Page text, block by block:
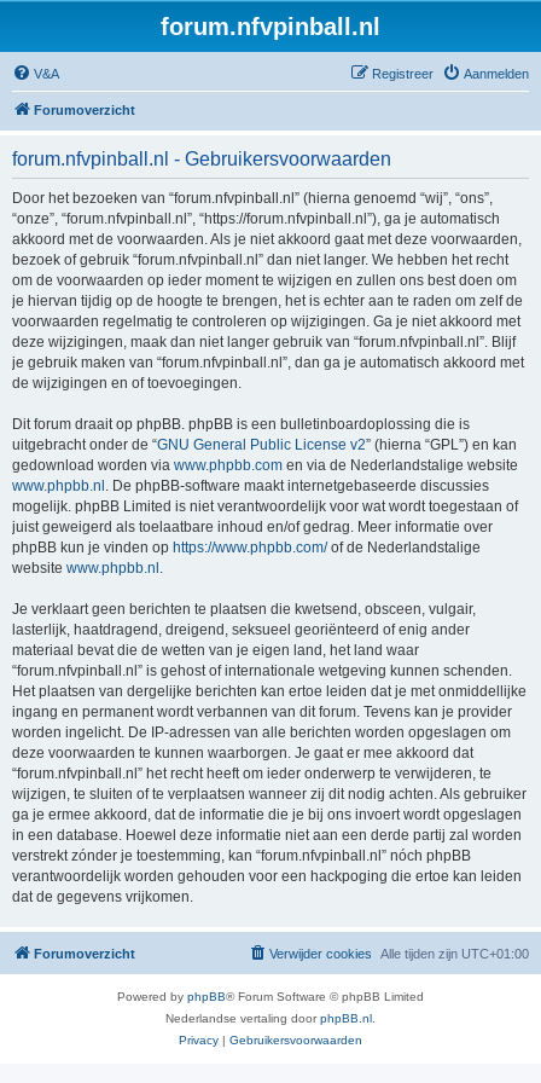
forum.nfvpinball.nl
V&A Aanmelden
Registreer
Forumoverzicht
forum.nfvpinball.nl - Gebruikersvoorwaarden
Door het bezoeken van “forum.nfvpinball.nl” (hierna genoemd “wij”, “ons”,
“onze”, “forum.nfvpinball.nl”, “https://forum.nfvpinball.nl”), ga je automatisch
akkoord met de voorwaarden. Als je niet akkoord gaat met deze voorwaarden,
bezoek of gebruik “forum.nfvpinball.nl” dan niet langer. We hebben het recht
om de voorwaarden op ieder moment te wijzigen en zullen ons best doen om
je hiervan tijdig op de hoogte te brengen, het is echter aan te raden om zelf de
voorwaarden regelmatig te controleren op wijzigingen. Ga je niet akkoord met
deze wijzigingen, maak dan niet langer gebruik van “forum.nfvpinball.nl”. Blijf
je gebruik maken van “forum.nfvpinball.nl”, dan ga je automatisch akkoord met
de wijzigingen en of toevoegingen.
Dit forum draait op phpBB. phpBB is een bulletinboardoplossing die is
uitgebracht onder de “GNU General Public License v2” (hierna “GPL”) en kan
gedownload worden via www.phpbb.com en via de Nederlandstalige website
www.phpbb.nl . De phpBB-software maakt internetgebaseerde discussies
mogelijk. phpBB Limited is niet verantwoordelijk voor wat wordt toegestaan of
juist geweigerd als toelaatbare inhoud en/of gedrag. Meer informatie over
phpBB kun je vinden op https://www.phpbb.com/of de Nederlandstalige
website www.phpbb.nl .
Je verklaart geen berichten te plaatsen die kwetsend, obsceen, vulgair,
lasterlijk, haatdragend, dreigend, seksueel georiënteerd of enig ander
materiaal bevat die de wetten van je eigen land, het land waar
“forum.nfvpinball.nl” is gehost of internationale wetgeving kunnen schenden.
Het plaatsen van dergelijke berichten kan ertoe leiden dat je met onmiddellijke
ingang en permanent wordt verbannen van dit forum. Tevens kan je provider
worden ingelicht. De IP-adressen van alle berichten worden opgeslagen om
deze voorwaarden te kunnen waarborgen. Je gaat er mee akkoord dat
“forum.nfvpinball.nl” het recht heeft om ieder onderwerp te verwijderen, te
wijzigen, te sluiten of te verplaatsen wanneer zij dit nodig achten. Als gebruiker
ga je ermee akkoord, dat de informatie die je bij ons invoert wordt opgeslagen
in een database. Hoewel deze informatie niet aan een derde partij zal worden
verstrekt zónder je toestemming, kan “forum.nfvpinball.nl” nóch phpBB
verantwoordelijk worden gehouden voor een hackpoging die ertoe kan leiden
dat de gegevens vrijkomen.
Forumoverzicht Alle tijden zijn UTC+01:00
Verwijder cookies
Powered by phpBB® Forum Software © phpBB Limited
Nederlandse vertaling doorphpBB.nl
Privacy | Gebruikersvoorwaarden